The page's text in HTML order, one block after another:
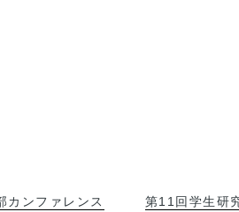
カンファレンス 第11回学生研